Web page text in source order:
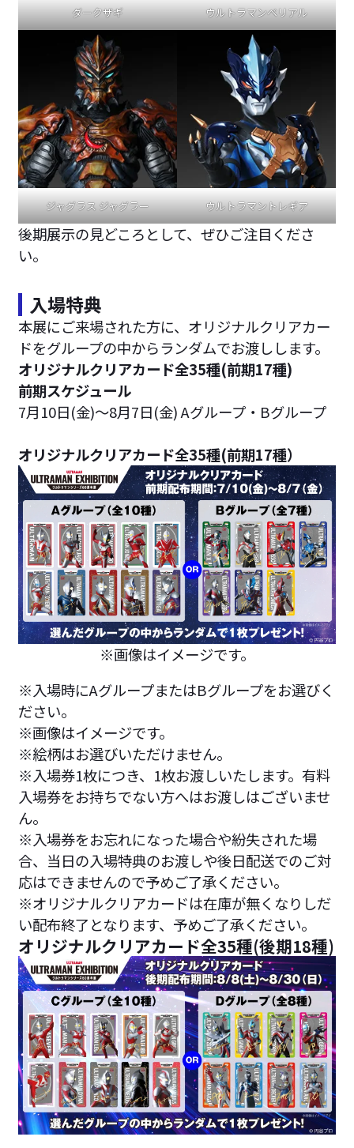
ダークザギ ウルトラマンベリアル
ジャグラス ジャグラー ウルトラマントレギア
後期展示の見どころとして、ぜひご注目くださ
い。
入場特典
本展にご来場された方に、オリジナルクリアカー
ドをグループの中からランダムでお渡しします。
オリジナルクリアカード全35種(前期17種)
前期スケジュール
7月10日(金)～8月7日(金) Aグループ・Bグループ
オリジナルクリアカード全35種(前期17種）
※画像はイメージです。
※入場時にAグループまたはBグループをお選びく
ださい。
※画像はイメージです。
※絵柄はお選びいただけません。
※入場券1枚につき、1枚お渡しいたします。有料
入場券をお持ちでない方へはお渡しはございませ
ん。
※入場券をお忘れになった場合や紛失された場
合、当日の入場特典のお渡しや後日配送でのご対
応はできませんので予めご了承ください。
※オリジナルクリアカードは在庫が無くなりしだ
い配布終了となります、予めご了承ください。
オリジナルクリアカード全35種(後期18種)